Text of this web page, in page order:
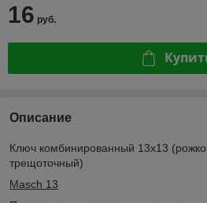
16 руб.
Описание
Ключ комбинированный 13х13
трещоточный)
Masch 13